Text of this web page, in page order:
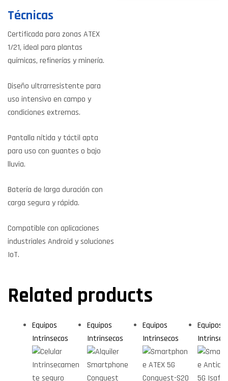
Técnicas
Certificada para zonas ATEX
1/21, ideal para plantas
químicas, refinerías y minería.
Diseño ultrarresistente para
uso intensivo en campo y
condiciones extremas.
Pantalla nítida y táctil apta
para uso con guantes o bajo
lluvia.
Batería de larga duración con
carga segura y rápida.
Compatible con aplicaciones
industriales Android y soluciones
IoT.
Related products
Equipos
Intrinsecos
Equipos
Intrinsecos
Equipos
Intrinsecos
Equipos